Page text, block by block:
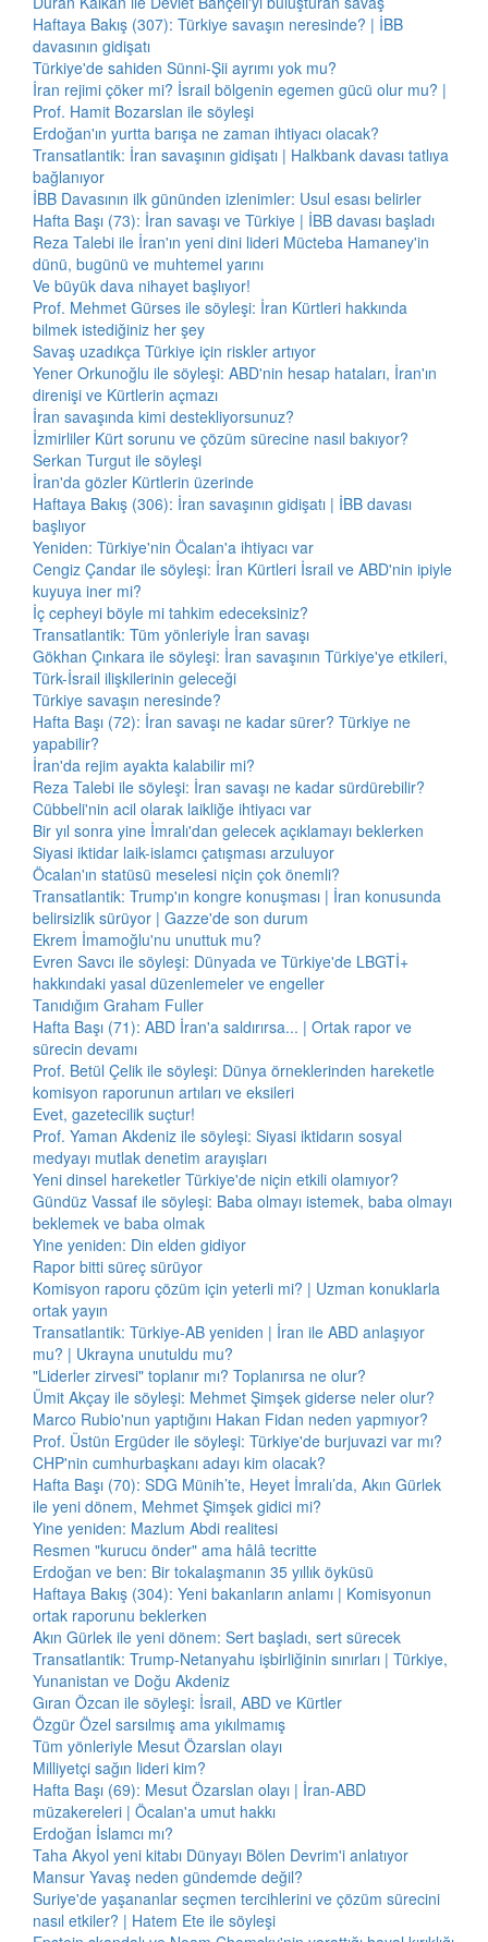
Haftaya Bakış (307): Türkiye savaşın neresinde? | İBB
davasının gidişatı
Türkiye'de sahiden Sünni-Şii ayrımı yok mu?
İran rejimi çöker mi? İsrail bölgenin egemen gücü olur mu? |
Prof. Hamit Bozarslan ile söyleşi
Erdoğan'ın yurtta barışa ne zaman ihtiyacı olacak?
Transatlantik: İran savaşının gidişatı | Halkbank davası tatlıya
bağlanıyor
İBB Davasının ilk gününden izlenimler: Usul esası belirler
Hafta Başı (73): İran savaşı ve Türkiye | İBB davası başladı
Reza Talebi ile İran'ın yeni dini lideri Mücteba Hamaney'in
dünü, bugünü ve muhtemel yarını
Ve büyük dava nihayet başlıyor!
Prof. Mehmet Gürses ile söyleşi: İran Kürtleri hakkında
bilmek istediğiniz her şey
Savaş uzadıkça Türkiye için riskler artıyor
Yener Orkunoğlu ile söyleşi: ABD'nin hesap hataları, İran'ın
direnişi ve Kürtlerin açmazı
İran savaşında kimi destekliyorsunuz?
İzmirliler Kürt sorunu ve çözüm sürecine nasıl bakıyor?
Serkan Turgut ile söyleşi
İran'da gözler Kürtlerin üzerinde
Haftaya Bakış (306): İran savaşının gidişatı | İBB davası
başlıyor
Yeniden: Türkiye'nin Öcalan'a ihtiyacı var
Cengiz Çandar ile söyleşi: İran Kürtleri İsrail ve ABD'nin ipiyle
kuyuya iner mi?
İç cepheyi böyle mi tahkim edeceksiniz?
Transatlantik: Tüm yönleriyle İran savaşı
Gökhan Çınkara ile söyleşi: İran savaşının Türkiye'ye etkileri,
Türk-İsrail ilişkilerinin geleceği
Türkiye savaşın neresinde?
Hafta Başı (72): İran savaşı ne kadar sürer? Türkiye ne
yapabilir?
İran'da rejim ayakta kalabilir mi?
Reza Talebi ile söyleşi: İran savaşı ne kadar sürdürebilir?
Cübbeli'nin acil olarak laikliğe ihtiyacı var
Bir yıl sonra yine İmralı'dan gelecek açıklamayı beklerken
Siyasi iktidar laik-islamcı çatışması arzuluyor
Öcalan'ın statüsü meselesi niçin çok önemli?
Transatlantik: Trump'ın kongre konuşması | İran konusunda
belirsizlik sürüyor | Gazze'de son durum
Ekrem İmamoğlu'nu unuttuk mu?
Evren Savcı ile söyleşi: Dünyada ve Türkiye'de LBGTİ+
hakkındaki yasal düzenlemeler ve engeller
Tanıdığım Graham Fuller
Hafta Başı (71): ABD İran'a saldırırsa... | Ortak rapor ve
sürecin devamı
Prof. Betül Çelik ile söyleşi: Dünya örneklerinden hareketle
komisyon raporunun artıları ve eksileri
Evet, gazetecilik suçtur!
Prof. Yaman Akdeniz ile söyleşi: Siyasi iktidarın sosyal
medyayı mutlak denetim arayışları
Yeni dinsel hareketler Türkiye'de niçin etkili olamıyor?
Gündüz Vassaf ile söyleşi: Baba olmayı istemek, baba olmayı
beklemek ve baba olmak
Yine yeniden: Din elden gidiyor
Rapor bitti süreç sürüyor
Komisyon raporu çözüm için yeterli mi? | Uzman konuklarla
ortak yayın
Transatlantik: Türkiye-AB yeniden | İran ile ABD anlaşıyor
mu? | Ukrayna unutuldu mu?
"Liderler zirvesi" toplanır mı? Toplanırsa ne olur?
Ümit Akçay ile söyleşi: Mehmet Şimşek giderse neler olur?
Marco Rubio'nun yaptığını Hakan Fidan neden yapmıyor?
Prof. Üstün Ergüder ile söyleşi: Türkiye'de burjuvazi var mı?
CHP'nin cumhurbaşkanı adayı kim olacak?
Hafta Başı (70): SDG Münih’te, Heyet İmralı’da, Akın Gürlek
ile yeni dönem, Mehmet Şimşek gidici mi?
Yine yeniden: Mazlum Abdi realitesi
Resmen "kurucu önder" ama hâlâ tecritte
Erdoğan ve ben: Bir tokalaşmanın 35 yıllık öyküsü
Haftaya Bakış (304): Yeni bakanların anlamı | Komisyonun
ortak raporunu beklerken
Akın Gürlek ile yeni dönem: Sert başladı, sert sürecek
Transatlantik: Trump-Netanyahu işbirliğinin sınırları | Türkiye,
Yunanistan ve Doğu Akdeniz
Gıran Özcan ile söyleşi: İsrail, ABD ve Kürtler
Özgür Özel sarsılmış ama yıkılmamış
Tüm yönleriyle Mesut Özarslan olayı
Milliyetçi sağın lideri kim?
Hafta Başı (69): Mesut Özarslan olayı | İran-ABD
müzakereleri | Öcalan'a umut hakkı
Erdoğan İslamcı mı?
Taha Akyol yeni kitabı Dünyayı Bölen Devrim'i anlatıyor
Mansur Yavaş neden gündemde değil?
Suriye'de yaşananlar seçmen tercihlerini ve çözüm sürecini
nasıl etkiler? | Hatem Ete ile söyleşi